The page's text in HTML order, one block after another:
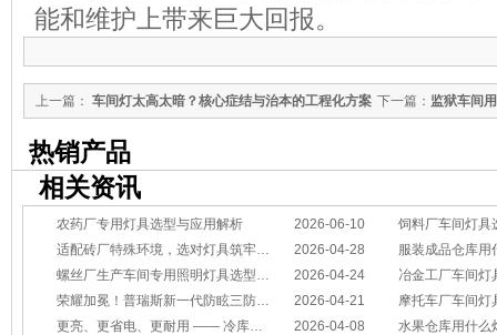
能和维护上带来巨大回报。
下一篇： 监狱车间
上一篇： 车间灯太高太暗？核心症结与治本的工程化方案
热销产品
相关资讯
2026-06-10
农药厂专用灯具选型与应用解析
饲料厂车间灯具
2026-04-28
适配砖厂特殊环境，选对灯具筑牢生产安全线
服装成品仓库用
2026-04-24
螺丝厂生产车间专用照明灯具选型方案
冶金工厂车间灯具选型指南：
2026-04-21
荣耀加冕！普瑞斯新一代防眩三防灯BC-L斩获2026阿拉丁神灯奖
摩托车厂车间灯具怎么选？
2026-04-08
更亮、更省电、更耐用 —— 冷库照明优选 水果仓库用什么